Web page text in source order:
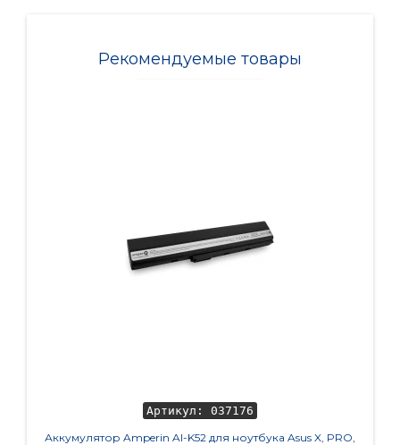
Рекомендуемые товары
Артикул: 037176
Аккумулятор Amperin AI-K52 для ноутбука Asus X, PRO,